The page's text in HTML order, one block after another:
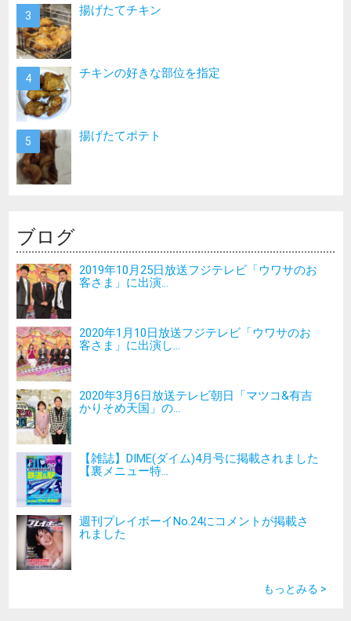
揚げたてチキン
チキンの好きな部位を指定
揚げたてポテト
ブログ
2019年10月25日放送フジテレビ「ウワサのお
客さま」に出演...
2020年1月10日放送フジテレビ「ウワサのお
客さま」に出演し...
2020年3月6日放送テレビ朝日「マツコ&有吉
かりそめ天国」の...
【雑誌】DIME(ダイム)4月号に掲載されました
【裏メニュー特...
週刊プレイボーイNo.24にコメントが掲載さ
れました
もっとみる >